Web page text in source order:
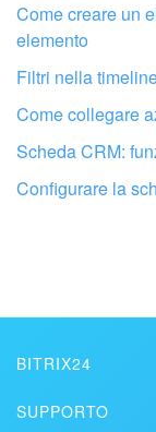
Fai
Come creare un
elemento
Filtri nella
Come collegare
Scheda CRM:
Configurare la
BITRIX24
SUPPORTO